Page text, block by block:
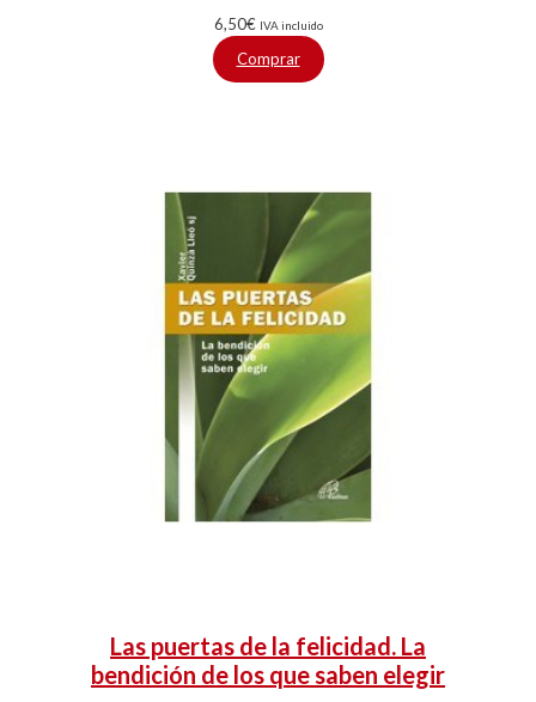
6,50€ IVA incluido
Comprar
Las puertas de la felicidad. La
bendición de los que saben elegir